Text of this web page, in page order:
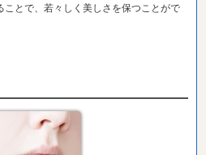
ことで、若々しく美しさを保つことがで